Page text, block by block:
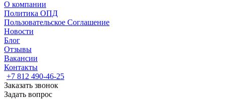
О компании
Политика ОПД
Пользовательское Соглашение
Новости
Блог
Отзывы
Вакансии
Контакты
+7 812 490-46-25
Заказать звонок
Задать вопрос